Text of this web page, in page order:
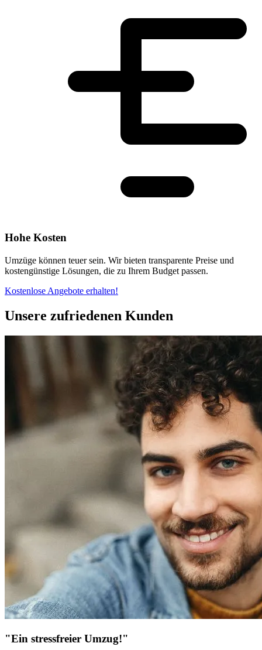
Hohe Kosten
Umzüge können teuer sein. Wir bieten transparente Preise und
kostengünstige Lösungen, die zu Ihrem Budget passen.
Kostenlose Angebote erhalten!
Unsere zufriedenen Kunden
"Ein stressfreier Umzug!"